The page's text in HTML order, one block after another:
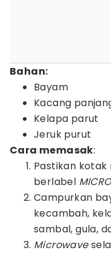
Bahan:
Bayam
Kacang
Kelapa parut
Jeruk purut
Cara memasak:
Pastikan kotak
berlabel
Campurkan
kecambah,
sambal, gula,
Microwave